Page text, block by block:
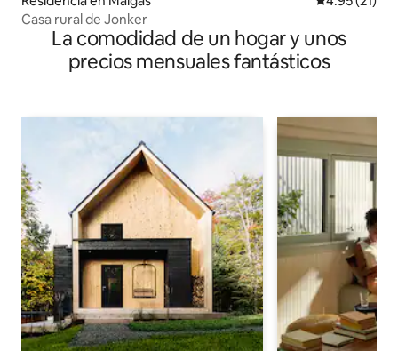
Casa rural de Jonker
La comodidad de un hogar y unos
precios mensuales fantásticos